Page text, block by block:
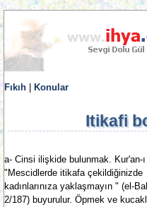
Fıkıh Konular
Itikafi
a- Cinsi ilişkide bulunmak. Kur'an-
"Mescidlerde itikafa çekildiğinizde
kadınlarınıza yaklaşmayın " (el-
2/187) buyurulur. Öpmek ve